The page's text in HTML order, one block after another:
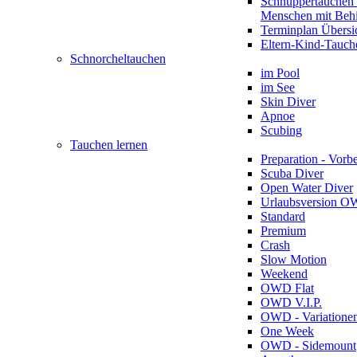
Menschen mit
Terminplan
Eltern-Kind-
Schnorcheltauchen
im Pool
im See
Skin Diver
Apnoe
Scubing
Tauchen lernen
Preparation -
Scuba Diver
Open Water Diver
Urlaubsversion
Standard
Premium
Crash
Slow Motion
Weekend
OWD Flat
OWD V.I.P.
OWD -
One Week
OWD - Sidemount